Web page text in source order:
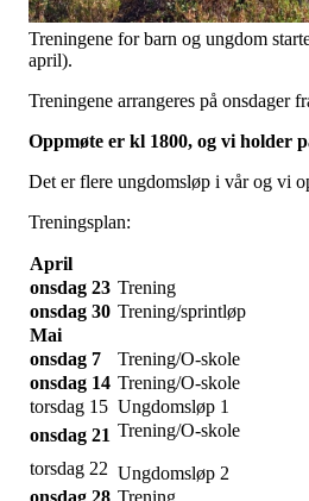
Treningene for barn og ungdom
april).
Treningene arrangeres på onsdager
Oppmøte er kl 1800, og vi holder
Det er flere ungdomsløp i vår og vi
Treningsplan:
April
onsdag 23 Trening
onsdag 30 Trening/sprintløp
Mai
onsdag 7
Trening/O-skole
onsdag 14 Trening/O-skole
torsdag 15 Ungdomsløp 1
onsdag 21 Trening/O-skole
Ungdomsløp 2
torsdag 22
onsdag 28 Trening